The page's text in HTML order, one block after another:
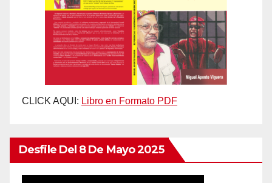
CLICK AQUI: Libro en Formato PDF
Desfile Del 8 De Mayo 2025